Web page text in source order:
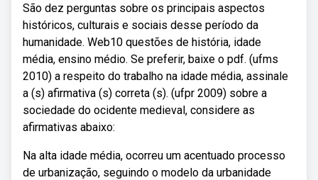
São dez perguntas sobre os principais aspectos
históricos, culturais e sociais desse período da
humanidade. Web10 questões de história, idade
média, ensino médio. Se preferir, baixe o pdf. (ufms
2010) a respeito do trabalho na idade média, assinale
a (s) afirmativa (s) correta (s). (ufpr 2009) sobre a
sociedade do ocidente medieval, considere as
afirmativas abaixo:
Na alta idade média, ocorreu um acentuado processo
de urbanização, seguindo o modelo da urbanidade